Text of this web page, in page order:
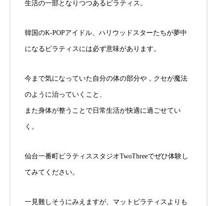
生活の一部となりつつあるピラティス。
韓国のK-POPアイドル、ハリウッドスターたちが夢中
になるピラティスには必ず意味があります。
今まで気になっていた自分の体の部分や，クセが魔法
のように治っていくこと、
また身体が整うことで日常生活が快適に過ごせてい
く。
仙台一番町ピラティススタジオTwoThreeでぜひ体験し
てみてください。
一見難しそうにみえますが、マットピラティスよりも